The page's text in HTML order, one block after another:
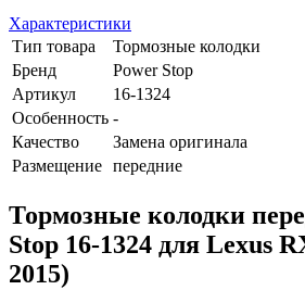
Характеристики
Тип товара
Тормозные колодки
Бренд
Power Stop
Артикул
16-1324
Особенность -
Качество
Замена оригинала
Размещение передние
Тормозные колодки
Stop 16-1324 для Lexus
2015)